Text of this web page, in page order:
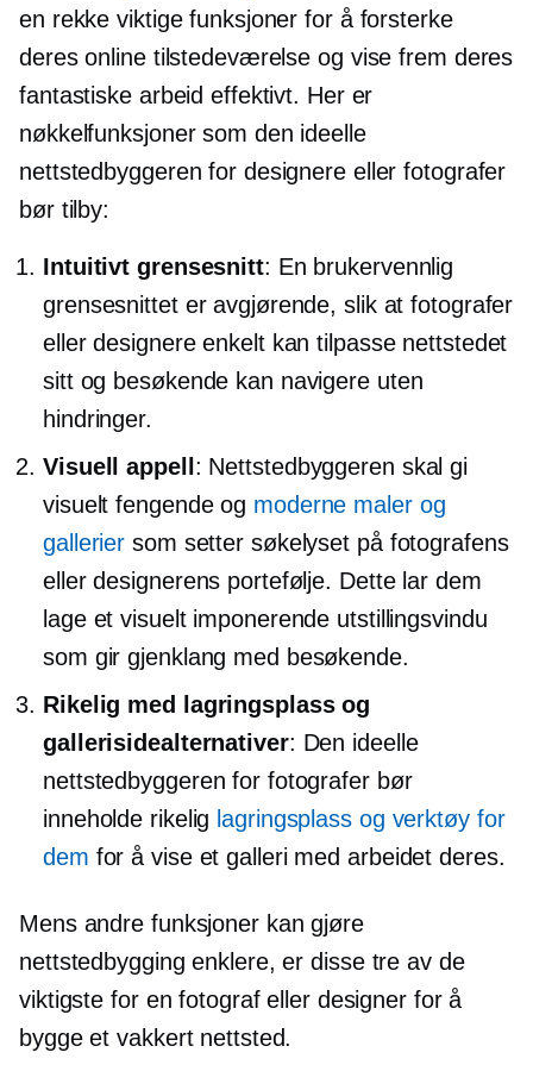
en rekke viktige funksjoner for å forsterke
deres online tilstedeværelse og vise frem deres
fantastiske arbeid effektivt. Her er
nøkkelfunksjoner som den ideelle
nettstedbyggeren for designere eller fotografer
bør tilby:
Intuitivt grensesnitt: En brukervennlig
grensesnittet er avgjørende, slik at fotografer
eller designere enkelt kan tilpasse nettstedet
sitt og besøkende kan navigere uten
hindringer.
Visuell appell : Nettstedbyggeren skal gi
visuelt fengende og moderne maler og
gallerier som setter søkelyset på fotografens
eller designerens portefølje. Dette lar dem
lage et visuelt imponerende utstillingsvindu
som gir gjenklang med besøkende.
Rikelig med lagringsplass og
gallerisidealternativer: Den ideelle
nettstedbyggeren for fotografer bør
inneholde rikelig lagringsplass og verktøy for
dem for å vise et galleri med arbeidet deres.
Mens andre funksjoner kan gjøre
nettstedbygging enklere, er disse tre av de
viktigste for en fotograf eller designer for å
bygge et vakkert nettsted.